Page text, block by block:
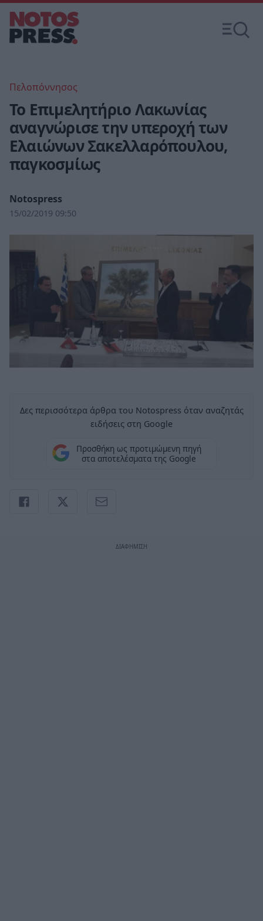
Πελοπόννησος
Το Επιμελητήριο Λακωνίας
αναγνώρισε την υπεροχή των
Ελαιώνων Σακελλαρόπουλου,
παγκοσμίως
Notospress
15/02/2019 09:50
Δες περισσότερα άρθρα του Notospress όταν αναζητάς
ειδήσεις στη Google
Προσθήκη ως προτιμώμενη πηγή
στα αποτελέσματα της Google